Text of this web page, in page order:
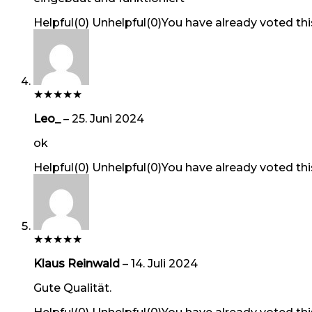
Helpful(0) Unhelpful(0)You have already voted
★★★★★
Leo_ – 25. Juni 2024
ok
Helpful(0) Unhelpful(0)You have already voted
★★★★★
Klaus Reinwald – 14. Juli 2024
Gute Qualität.